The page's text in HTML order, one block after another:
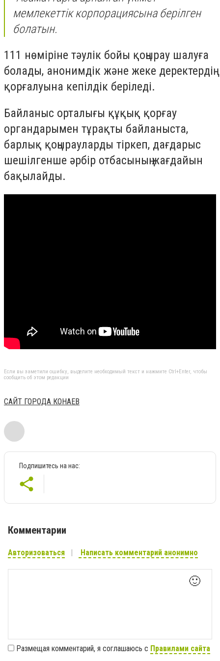
мемлекеттік корпорациясына берілген
болатын.
111 нөміріне тәулік бойы қоңырау шалуға
болады, анонимдік және жеке деректердің
қорғалуына кепілдік беріледі.
Байланыс орталығы құқық қорғау
органдарымен тұрақты байланыста,
барлық қоңырауларды тіркеп, дағдарыс
шешілгенше әрбір отбасының жағдайын
бақылайды.
Если вы заметили ошибку, выделите необходимый текст и нажмите Ctrl+Enter, чтобы
сообщить об этом редакции
САЙТ ГОРОДА КОНАЕВ
Подпишитесь на нас:
Комментарии
Авторизоваться Написать комментарий анонимно
🙂
Размещая комментарий, я соглашаюсь с Правилами сайта